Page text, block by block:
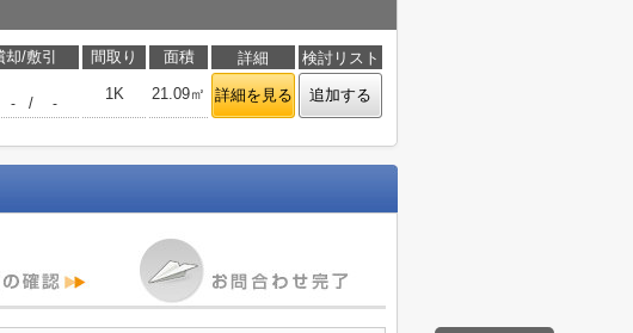
/敷引 間取り 面積 詳細
検討リスト
- / -
1K 21.09㎡ 詳細を見る 追加する